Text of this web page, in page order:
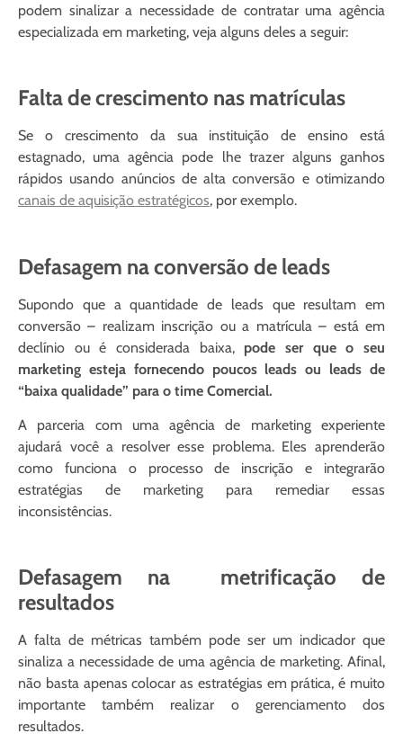
podem sinalizar a necessidade de contratar uma agência
especializada em marketing, veja alguns deles a seguir:
Falta de crescimento nas matrículas
Se o crescimento da sua instituição de ensino está
estagnado, uma agência pode lhe trazer alguns ganhos
rápidos usando anúncios de alta conversão e otimizando
canais de aquisição estratégicos, por exemplo.
Defasagem na conversão de leads
Supondo que a quantidade de leads que resultam em
conversão – realizam inscrição ou a matrícula – está em
declínio ou é considerada baixa, pode ser que o seu
marketing esteja fornecendo poucos leads ou leads de
“baixa qualidade” para o time Comercial.
A parceria com uma agência de marketing experiente
ajudará você a resolver esse problema. Eles aprenderão
como funciona o processo de inscrição e integrarão
estratégias de marketing para remediar essas
inconsistências.
Defasagem na metrificação de
resultados
A falta de métricas também pode ser um indicador que
sinaliza a necessidade de uma agência de marketing. Afinal,
não basta apenas colocar as estratégias em prática, é muito
importante também realizar o gerenciamento dos
resultados.